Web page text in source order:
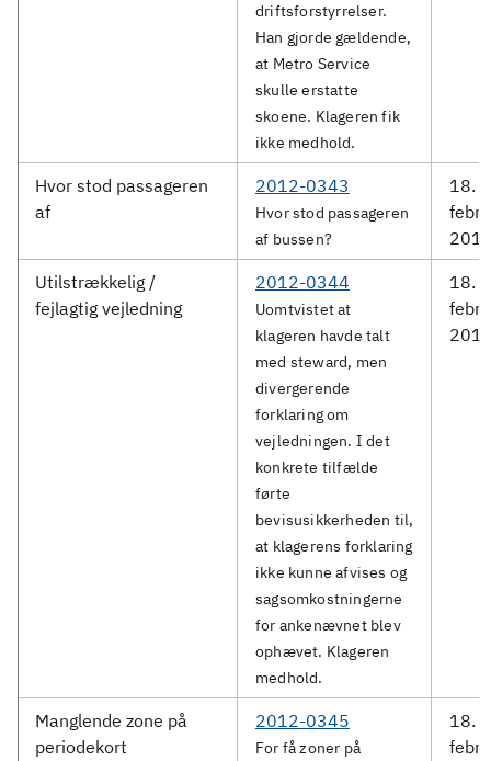
driftsforstyrrelser.
Han gjorde gældende,
at Metro Service
skulle erstatte
skoene. Klageren fik
ikke medhold.
Hvor stod passageren
af
2012-0343
Hvor stod passageren
af bussen?
18.
Utilstrækkelig /
fejlagtig vejledning
2012-0344
Uomtvistet at
klageren havde talt
med steward, men
divergerende
forklaring om
vejledningen. I det
konkrete tilfælde
førte
bevisusikkerheden til,
at klagerens forklaring
ikke kunne afvises og
sagsomkostningerne
for ankenævnet blev
ophævet. Klageren
medhold.
18.
Manglende zone på
periodekort
2012-0345
For få zoner på
18.